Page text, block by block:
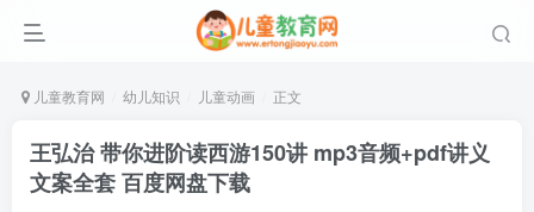
儿童教育网 幼儿知识 儿童动画 正文
王弘治 带你进阶读西游150讲 mp3音频+pdf讲义
文案全套 百度网盘下载